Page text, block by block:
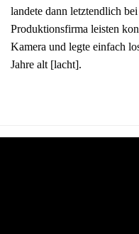
landete dann letztendlich
Produktionsfirma leisten
Kamera und legte einfach
Jahre alt [lacht].